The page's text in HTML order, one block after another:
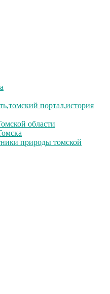
портал,история
области
природы томской